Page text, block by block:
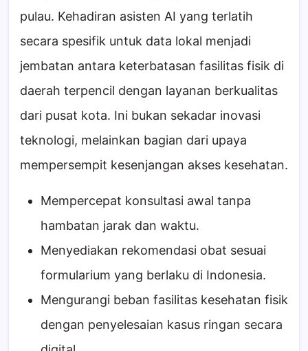
pulau. Kehadiran asisten AI yang terlatih
secara spesifik untuk data lokal menjadi
jembatan antara keterbatasan fasilitas fisik di
daerah terpencil dengan layanan berkualitas
dari pusat kota. Ini bukan sekadar inovasi
teknologi, melainkan bagian dari upaya
mempersempit kesenjangan akses kesehatan.
Mempercepat konsultasi awal tanpa
hambatan jarak dan waktu.
Menyediakan rekomendasi obat sesuai
formularium yang berlaku di Indonesia.
Mengurangi beban fasilitas kesehatan fisik
dengan penyelesaian kasus ringan secara